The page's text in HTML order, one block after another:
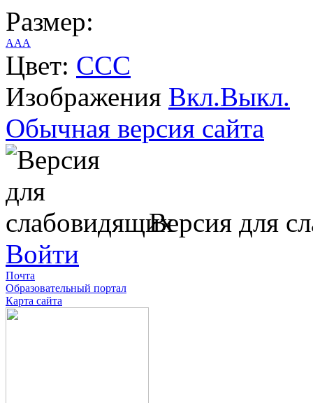
Размер:
AAA
Цвет: CCC
Изображения Вкл.Выкл.
Обычная версия сайта
Версия для
Войти
Почта
Образовательный портал
Карта сайта